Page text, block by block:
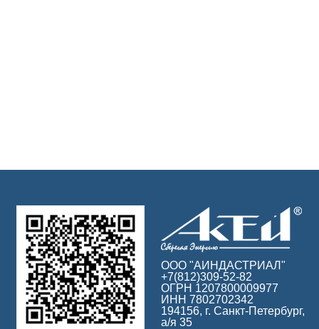
ООО "АИНДАСТРИАЛ"
+7(812)309-52-82
ОГРН 1207800009977
ИНН 7802702342
194156, г. Санкт-Петербург,
а/я 35